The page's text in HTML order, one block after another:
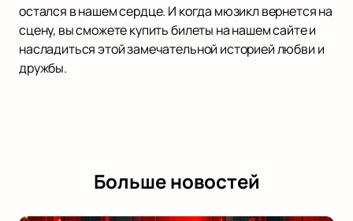
остался в нашем сердце. И когда мюзикл вернется на
сцену, вы сможете купить билеты на нашем сайте и
насладиться этой замечательной историей любви и
дружбы.
Больше новостей